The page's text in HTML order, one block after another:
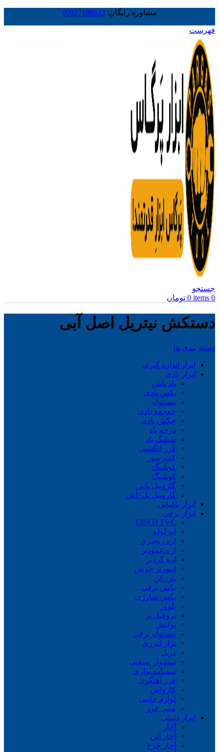
مشاوره رایگان: 09027186633
فهرست
جستجو
0
items
0 تومان
دستکش نیتریل اصل آبی
دسته بندی ها
ابزار اندازه گیری
ابزار بادی
باد پاش
بکس بادی
پیستوله
جغجغه بادی
چکش بادی
درجه باد
شیلنگ باد
فرز انگشتی
کمپرسور
کوبلینگ
کوپلینگ
گازوییل پاش
گازوییل پل=اش
ابزار باغبانی
ابزار برقی
LDKD TVC
اتو لوله
اره زنجیری
اره عمودبر
اره گردبر
اینورتر جوش
بتن کن
بکس برقی
بکس شارژی
بلوور
پروفیل بر
پولیش
پیستوله برقی
تراز لیزری
دریل
سشوار صنعتی
سمباده نواری
فرز آهنگری
کارواش
لوازم جانبی
مینی فرز
ابزار دستی
آچار
آچار آلن
آچار چرخ